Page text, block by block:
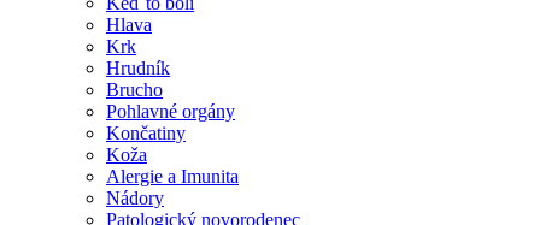
Hlava
Krk
Hrudník
Brucho
Pohlavné orgány
Končatiny
Koža
Alergie a Imunita
Nádory
Patologický novorodenec